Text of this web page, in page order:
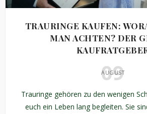
TRAURINGE KAUFEN:
MAN ACHTEN? DER
AUFRATGEBER
09
AUGUST
Trauringe gehören zu den wenigen
euch ein Leben lang begleiten. Sie